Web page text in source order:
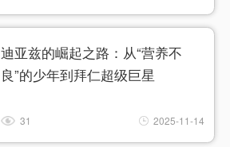
迪亚兹的崛起之路：从“营养不
良”的少年到拜仁超级巨星
31 2025-11-14